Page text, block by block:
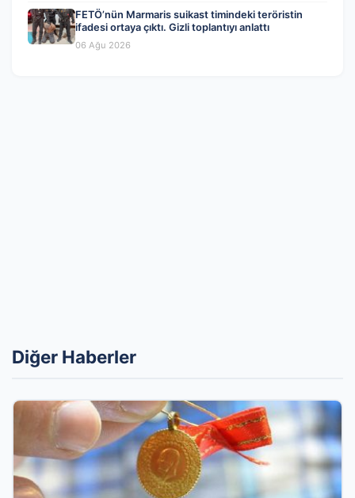
FETÖ’nün Marmaris suikast timindeki teröristin
ifadesi ortaya çıktı. Gizli toplantıyı anlattı
06 Ağu 2026
Diğer Haberler